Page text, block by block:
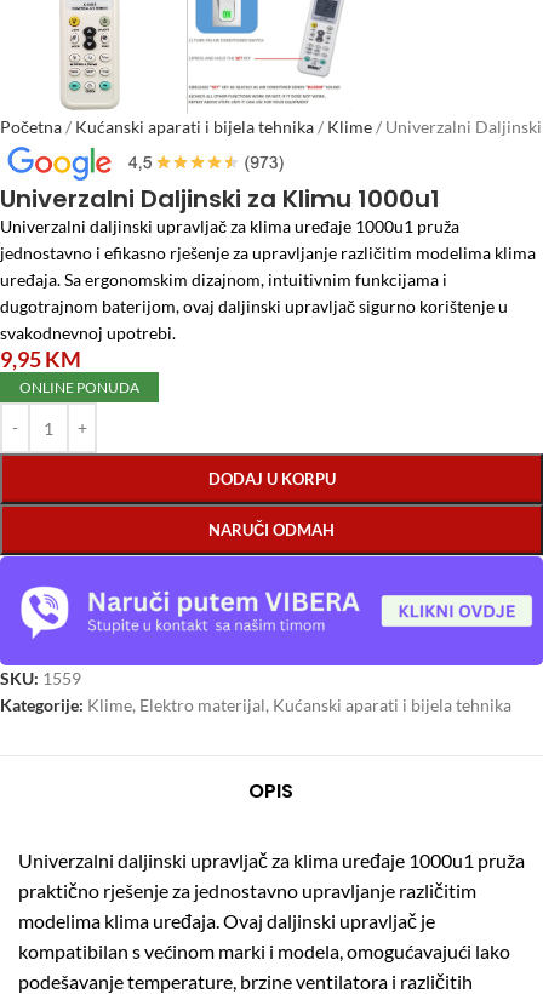
Početna/ Kućanski aparati i bijela tehnika/ Klime/ Univerzalni Daljinski
za Klimu 1000u1
Univerzalni Daljinski za Klimu 1000u1
Univerzalni daljinski upravljač za klima uređaje 1000u1 pruža
jednostavno i efikasno rješenje za upravljanje različitim modelima klima
uređaja. Sa ergonomskim dizajnom, intuitivnim funkcijama i
dugotrajnom baterijom, ovaj daljinski upravljač sigurno korištenje u
svakodnevnoj upotrebi.
9,95KM
ONLINE PONUDA
DODAJ U KORPU
NARUČI ODMAH
SKU: 1559
Kategorije: Klime, Elektro materijal, Kućanski aparati i bijela tehnika
OPIS
Univerzalni daljinski upravljač za klima uređaje 1000u1 pruža
praktično rješenje za jednostavno upravljanje različitim
modelima klima uređaja. Ovaj daljinski upravljač je
kompatibilan s većinom marki i modela, omogućavajući lako
podešavanje temperature, brzine ventilatora i različitih